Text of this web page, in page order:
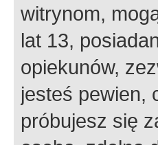
witrynom,
lat 13,
opiekunów,
jesteś pewien,
próbujesz się